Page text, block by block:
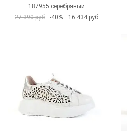
187955 серебряный
27 390 руб
-40% 16 434 руб